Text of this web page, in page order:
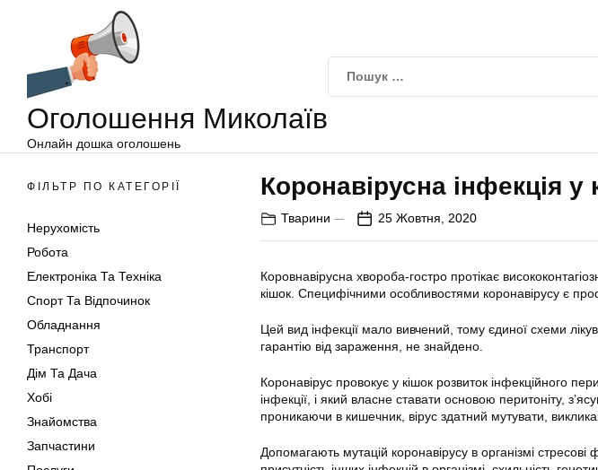
Оголошення Миколаїв
Онлайн дошка оголошень
ФІЛЬТР ПО КАТЕГОРІЇ
Нерухомість
Робота
Електроніка Та Техніка
Спорт Та Відпочинок
Обладнання
Транспорт
Дім Та Дача
Хобі
Знайомства
Запчастини
Коронавірусна інфекція у
Тварини 25 Жовтня, 2020
Коровнавірусна хвороба-гостро протікає
кішок. Специфічними особливостями коронавірусу є
Цей вид інфекції мало вивчений, тому єдиної схеми
гарантію від зараження, не знайдено.
Коронавірус провокує у кішок розвиток інфекційного
інфекції, і який власне ставати основою перитоніту,
проникаючи в кишечник, вірус здатний мутувати,
Допомагають мутацій коронавірусу в організмі